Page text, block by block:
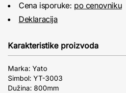
Cena isporuke: po cenovniku
Deklaracija
Karakteristike proizvoda
Marka: Yato
Simbol: YT-3003
Dužina: 800mm